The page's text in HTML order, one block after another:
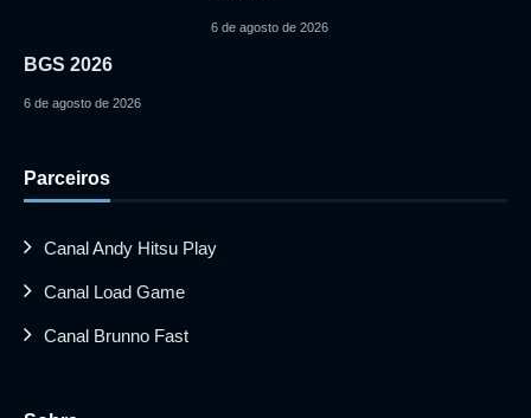
6 de agosto de 2026
BGS 2026
6 de agosto de 2026
Parceiros
Canal Andy Hitsu Play
Canal Load Game
Canal Brunno Fast